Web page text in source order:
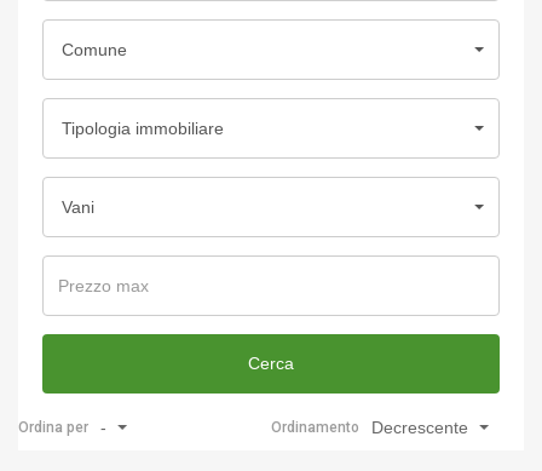
Comune
Tipologia immobiliare
Vani
Cerca
Ordina per - Ordinamento Decrescente